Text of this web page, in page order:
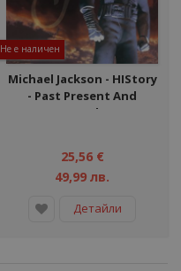
Не е наличен
Michael Jackson ‎- HIStory
- Past Present And
Future - Book I - 2 CD
25,56 €
49,99 лв.
Детайли